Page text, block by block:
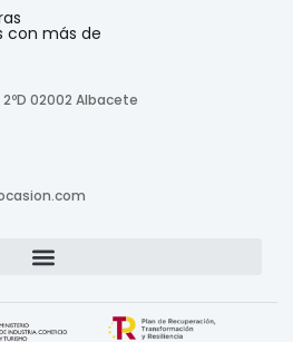
con más de
02002 Albacete